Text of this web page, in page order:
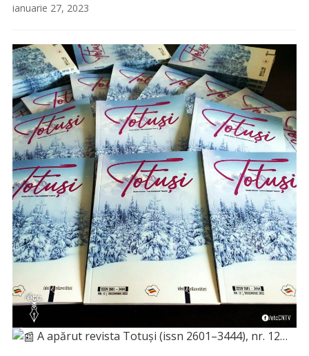
ianuarie 27, 2023
A apărut revista Totuși (issn 2601–3444), nr. 12…